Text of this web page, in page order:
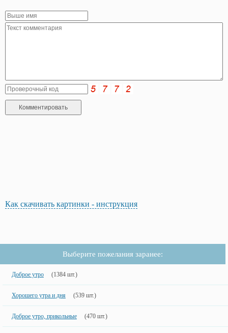
Как скачивать картинки - инструкция
Выберите пожелания заранее:
Доброе утро (1384 шт.)
Хорошего утра и дня (539 шт.)
Доброе утро, прикольные (470 шт.)